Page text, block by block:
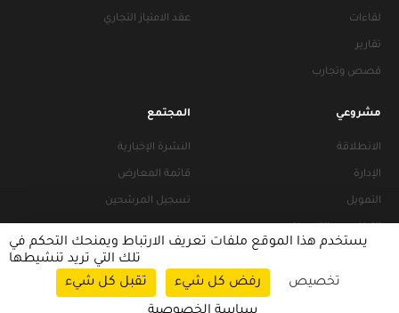
لقاءات
تقارير
قصص وتجارب
عقد الامتياز التجاري
مشروعي
الانطلاقة
الإدارة
التمويل
المجتمع
النشرة الإخبارية
قائمة المعارض
تسجيل المرشحين
سياسات التصفح
سياسة الخصوصية
يستخدم هذا الموقع ملفات تعريف الارتباط ويمنحك التحكم في
تلك التي تريد تنشيطها
تقبل كل شيء
رفض كل شيء
تخصيص